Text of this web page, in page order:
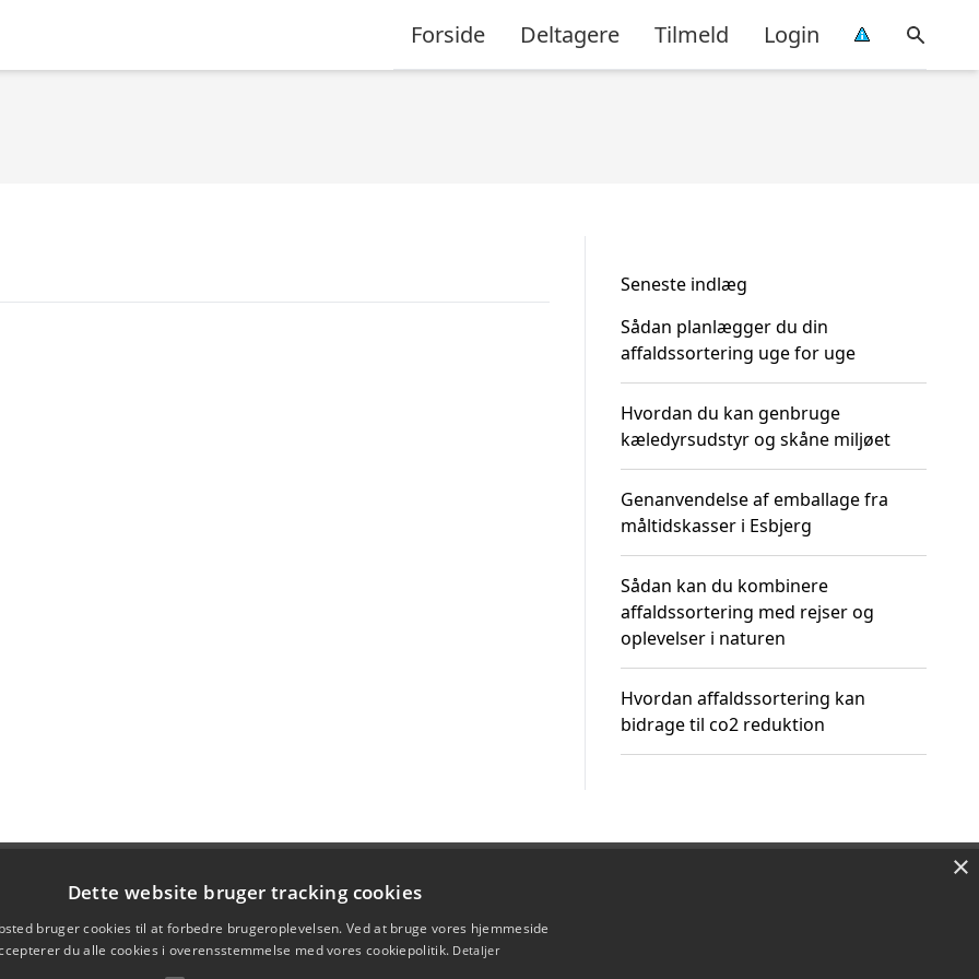
Forside Deltagere Tilmeld Login
Seneste indlæg
Sådan planlægger du din
affaldssortering uge for uge
Hvordan du kan genbruge
kæledyrsudstyr og skåne miljøet
Genanvendelse af emballage fra
måltidskasser i Esbjerg
Sådan kan du kombinere
affaldssortering med rejser og
oplevelser i naturen
Hvordan affaldssortering kan
bidrage til co2 reduktion
×
Dette website bruger tracking cookies
bruger cookies til at forbedre brugeroplevelsen. Ved at bruge vores hjemmeside
du alle cookies i overensstemmelse med vores cookiepolitik. Detaljer